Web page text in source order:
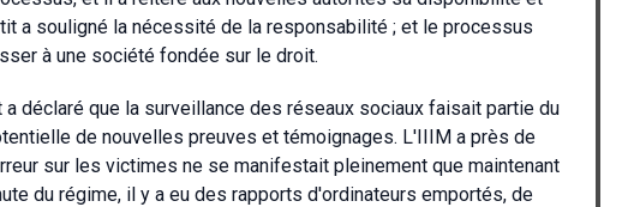
a souligné la nécessité de la responsabilité ; et le processus
à une société fondée sur le droit.
déclaré que la surveillance des réseaux sociaux faisait partie du
de nouvelles preuves et témoignages. L'IIIM a près de
sur les victimes ne se manifestait pleinement que maintenant
du régime, il y a eu des rapports d'ordinateurs emportés, de